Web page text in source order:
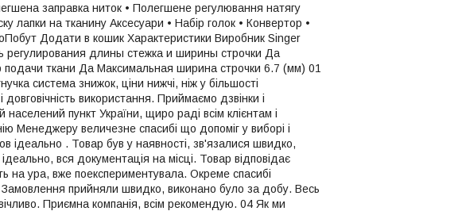
заправка ниток • Полегшене регулювання натягу
лапки на тканину Аксесуари • Набір голок • Конвертор •
Додати в кошик Характеристики Виробник Singer
регулирования длины стежка и ширины строчки Да
ткани Да Максимальная ширина строчки 6.7 (мм) 01
система знижок, ціни нижчі, ніж у більшості
використання. Приймаємо дзвінки і
пункт України, щиро раді всім клієнтам і
Менеджеру величезне спасибі що допоміг у виборі і
ідеально . Товар був у наявності, зв'язалися швидко,
вся документація на місці. Товар відповідає
на ура, вже поекспериментувала. Окреме спасибі
прийняли швидко, виконано було за добу. Весь
Приємна компанія, всім рекомендую. 04 Як ми